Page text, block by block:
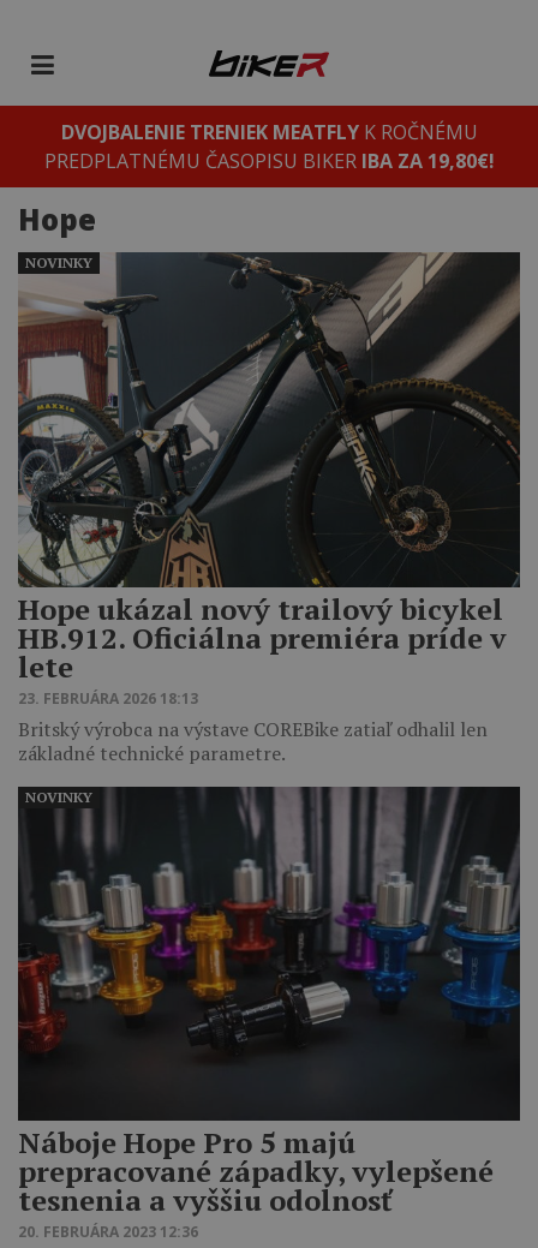
DVOJBALENIE TRENIEK MEATFLYK ROČNÉMU
PREDPLATNÉMU ČASOPISU BIKER IBA ZA 19,80€!
Hope
Hope ukázal nový trailový bicykel
HB.912. Oficiálna premiéra príde v
lete
23. FEBRUÁRA 2026 18:13
Britský výrobca na výstave COREBike zatiaľ odhalil len
základné technické parametre.
NOVINKY
Náboje Hope Pro 5 majú
prepracované západky, vylepšené
tesnenia a vyššiu odolnosť
20. FEBRUÁRA 2023 12:36
NOVINKY